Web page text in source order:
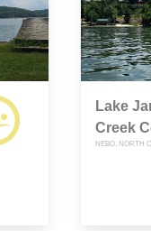
Lake
Creek
NEBO, NORTH